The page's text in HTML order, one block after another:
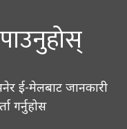
ई-मेलबाट जानकारी
गर्नुहोस